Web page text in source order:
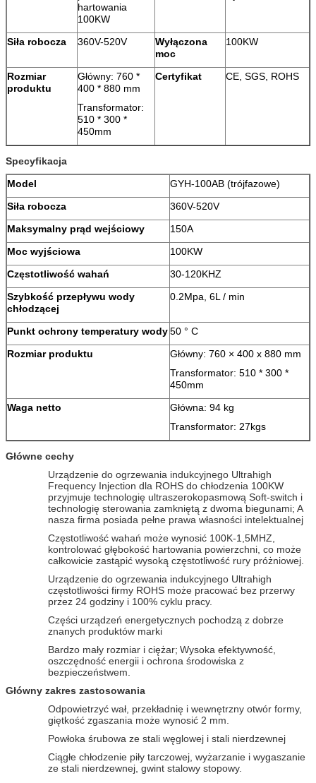
hartowania
100KW
Siła robocza 360V-520V
Wyłączona
moc
100KW
Rozmiar
produktu
Główny: 760 *
400 * 880 mm
Transformator:
510 * 300 *
450mm
Certyfikat CE, SGS, ROHS
Specyfikacja
Model
GYH-100AB (trójfazowe)
Siła robocza
360V-520V
Maksymalny prąd wejściowy
150A
Moc wyjściowa
100KW
Częstotliwość wahań
30-120KHZ
Szybkość przepływu wody
chłodzącej
0.2Mpa, 6L / min
Punkt ochrony temperatury wody50 ° C
Rozmiar produktu
Główny: 760 × 400 x 880 mm
Transformator: 510 * 300 *
450mm
Waga netto
Główna: 94 kg
Transformator: 27kgs
Główne cechy
Urządzenie do ogrzewania indukcyjnego Ultrahigh
Frequency Injection dla ROHS do chłodzenia 100KW
przyjmuje technologię ultraszerokopasmową Soft-switch i
technologię sterowania zamkniętą z dwoma biegunami; A
nasza firma posiada pełne prawa własności intelektualnej
Częstotliwość wahań może wynosić 100K-1,5MHZ,
kontrolować głębokość hartowania powierzchni, co może
całkowicie zastąpić wysoką częstotliwość rury próżniowej.
Urządzenie do ogrzewania indukcyjnego Ultrahigh
częstotliwości firmy ROHS może pracować bez przerwy
przez 24 godziny i 100% cyklu pracy.
Części urządzeń energetycznych pochodzą z dobrze
znanych produktów marki
Bardzo mały rozmiar i ciężar; Wysoka efektywność,
oszczędność energii i ochrona środowiska z
bezpieczeństwem.
Główny zakres zastosowania
Odpowietrzyć wał, przekładnię i wewnętrzny otwór formy,
giętkość zgaszania może wynosić 2 mm.
Powłoka śrubowa ze stali węglowej i stali nierdzewnej
Ciągłe chłodzenie piły tarczowej, wyżarzanie i wygaszanie
ze stali nierdzewnej, gwint stalowy stopowy.